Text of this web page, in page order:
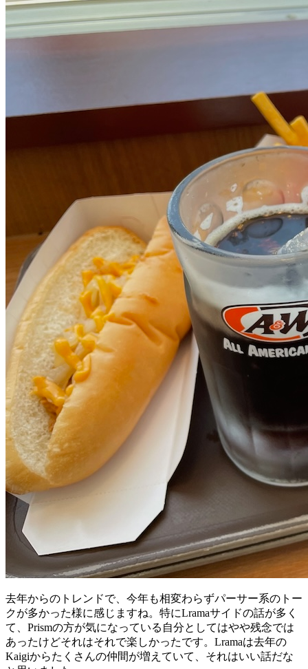
去年からのトレンドで、今年も相変わらずパーサー系のトー
クが多かった様に感じますね。特にLramaサイドの話が多く
て、Prismの方が気になっている自分としてはやや残念では
あったけどそれはそれで楽しかったです。Lramaは去年の
Kaigiからたくさんの仲間が増えていて、それはいい話だな